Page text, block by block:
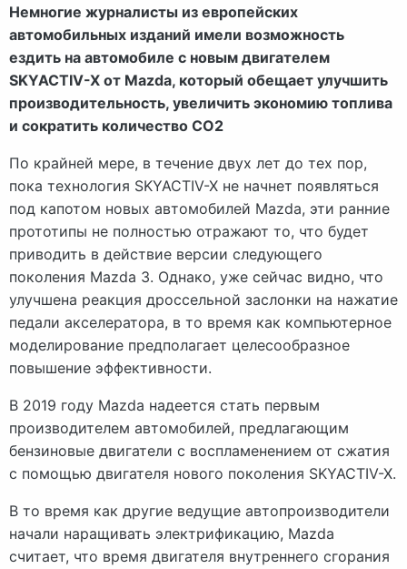
Немногие журналисты из европейских
автомобильных изданий имели возможность
ездить на автомобиле с новым двигателем
SKYACTIV-X от Mazda, который обещает улучшить
производительность, увеличить экономию топлива
и сократить количество CO2
По крайней мере, в течение двух лет до тех пор,
пока технология SKYACTIV-X не начнет появляться
под капотом новых автомобилей Mazda, эти ранние
прототипы не полностью отражают то, что будет
приводить в действие версии следующего
поколения Mazda 3. Однако, уже сейчас видно, что
улучшена реакция дроссельной заслонки на нажатие
педали акселератора, в то время как компьютерное
моделирование предполагает целесообразное
повышение эффективности.
В 2019 году Mazda надеется стать первым
производителем автомобилей, предлагающим
бензиновые двигатели с воспламенением от сжатия
с помощью двигателя нового поколения SKYACTIV-X.
В то время как другие ведущие автопроизводители
начали наращивать электрификацию, Mazda
считает, что время двигателя внутреннего сгорания